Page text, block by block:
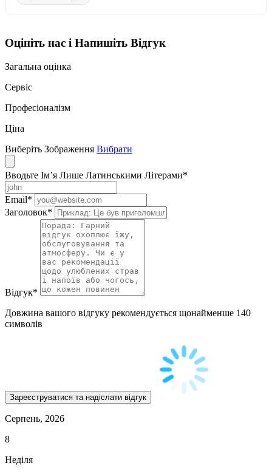
Оцініть нас і Напишіть Відгук
Загальна оцінка
Сервіс
Професіоналізм
Ціна
Виберіть Зображення Вибрати
Вводьте Ім’я Лише Латинськими Літерами*
Email*
Заголовок*
Відгук*
Довжина вашого відгуку рекомендується щонайменше 140
символів
Серпень, 2026
8
Неділя